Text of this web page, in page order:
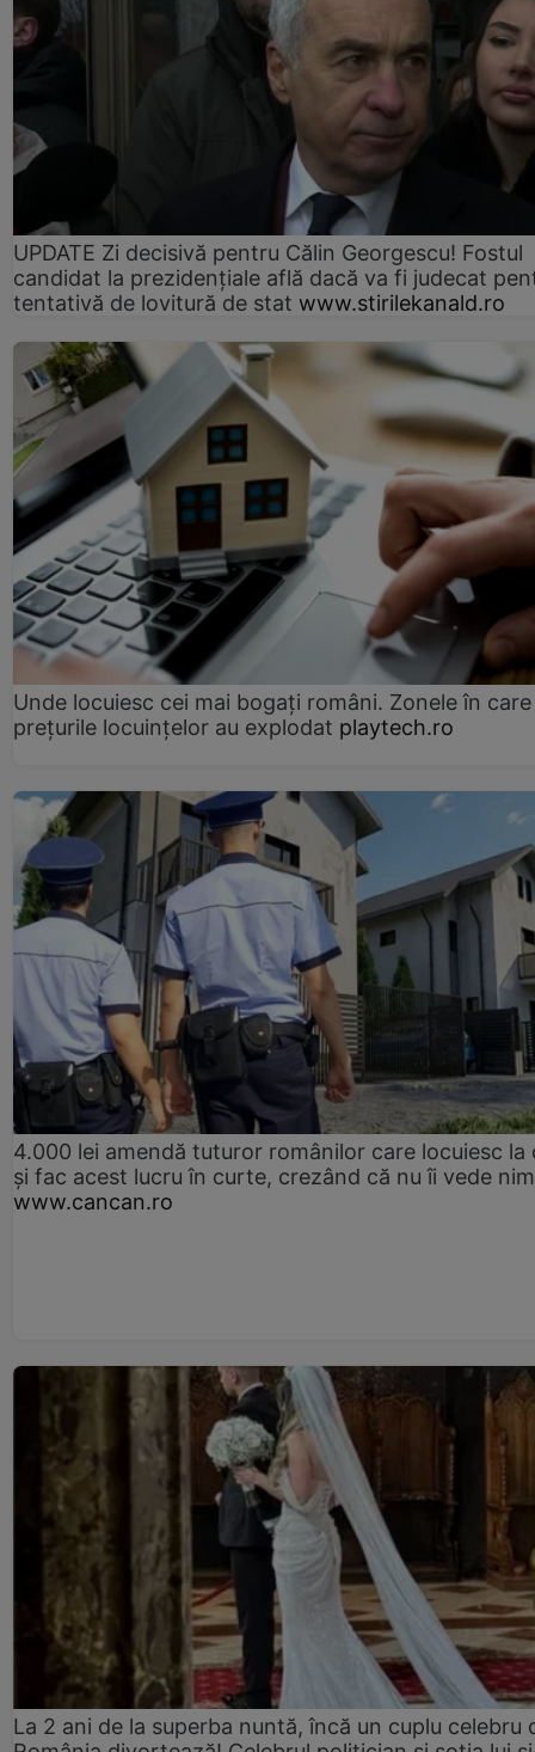
UPDATE Zi decisivă pentru Călin Georgescu! Fostul
candidat la prezidențiale află dacă va fi judecat
tentativă de lovitură de stat www.stirilekanald.ro
Unde locuiesc cei mai bogați români. Zonele în care
prețurile locuințelor au explodat playtech.ro
4.000 lei amendă tuturor românilor care locuiesc la
și fac acest lucru în curte, crezând că nu îi vede
www.cancan.ro
La 2 ani de la superba nuntă, încă un cuplu celebru